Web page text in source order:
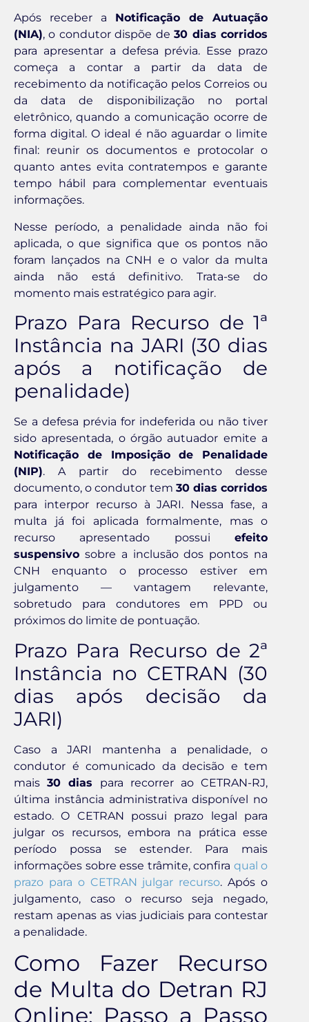
Após receber a Notificação de Autuação
(NIA), o condutor dispõe de30 dias corridos
para apresentar a defesa prévia. Esse prazo
começa a contar a partir da data de
recebimento da notificação pelos Correios ou
da data de disponibilização no portal
eletrônico, quando a comunicação ocorre de
forma digital. O ideal é não aguardar o limite
final: reunir os documentos e protocolar o
quanto antes evita contratempos e garante
tempo hábil para complementar eventuais
informações.
Nesse período, a penalidade ainda não foi
aplicada, o que significa que os pontos não
foram lançados na CNH e o valor da multa
ainda não está definitivo. Trata-se do
momento mais estratégico para agir.
Prazo Para Recurso de 1ª
Instância na JARI (30 dias
após a notificação de
penalidade)
Se a defesa prévia for indeferida ou não tiver
sido apresentada, o órgão autuador emite a
Notificação de Imposição de Penalidade
(NIP). A partir do recebimento desse
documento, o condutor tem 30 dias corridos
para interpor recurso à JARI. Nessa fase, a
multa já foi aplicada formalmente, mas o
recurso apresentado possui efeito
suspensivo sobre a inclusão dos pontos na
CNH enquanto o processo estiver em
julgamento — vantagem relevante,
sobretudo para condutores em PPD ou
próximos do limite de pontuação.
Prazo Para Recurso de 2ª
Instância no CETRAN (30
dias após decisão da
JARI)
Caso a JARI mantenha a penalidade, o
condutor é comunicado da decisão e tem
mais30 dias para recorrer ao CETRAN-RJ,
última instância administrativa disponível no
estado. O CETRAN possui prazo legal para
julgar os recursos, embora na prática esse
período possa se estender. Para mais
informações sobre esse trâmite, confira qual o
prazo para o CETRAN julgar recurso. Após o
julgamento, caso o recurso seja negado,
restam apenas as vias judiciais para contestar
a penalidade.
Como Fazer Recurso
de Multa do Detran RJ
Online: Passo a Passo